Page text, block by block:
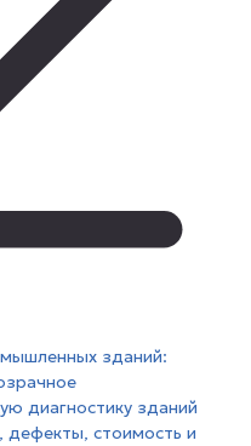
зданий:
диагностику зданий
стоимость и